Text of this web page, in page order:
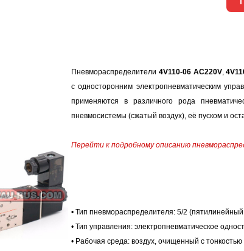
Пневмораспределители 4V110-06 AC220V,
с односторонним электропневматическим
применяются в различного рода
пневмосистемы (сжатый воздух), её пуском и
Перейти к подробному описанию
• Тип пневмораспределителя: 5/2
• Тип управления: электропневматическое
• Рабочая среда: воздух, очищенный с